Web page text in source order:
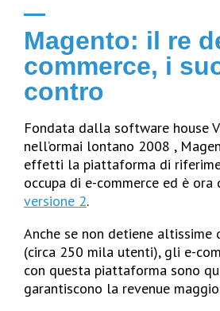
Magento: il re
commerce, i
contro
Fondata dalla software house
nell’ormai lontano 2008 ,
effetti la piattaforma di
occupa di e-commerce ed è
versione 2.
Anche se non detiene altissime
(circa 250 mila utenti), gli e-
con questa piattaforma sono
garantiscono la revenue